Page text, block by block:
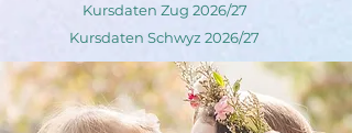
Kursdaten Zug 2026/27
Kursdaten Schwyz 2026/27